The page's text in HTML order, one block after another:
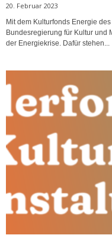
20. Februar 2023
Mit dem Kulturfonds Energie
Bundesregierung für Kultur und
der Energiekrise. Dafür stehen...